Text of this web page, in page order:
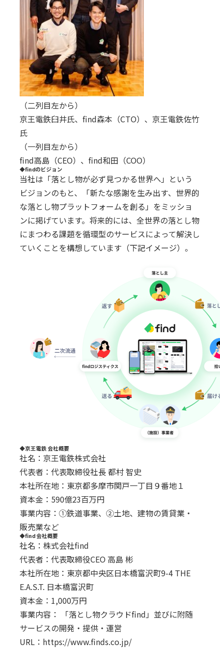
（二列目左から）
京王電鉄臼井氏、find森本（CTO）、京王電鉄佐竹
氏
（一列目左から）
find高島（CEO）、find和田（COO）
◆findのビジョン
当社は「落とし物が必ず見つかる世界へ」という
ビジョンのもと、「新たな感謝を生み出す、世界的
な落とし物プラットフォームを創る」をミッショ
ンに掲げています。将来的には、全世界の落とし物
にまつわる課題を循環型のサービスによって解決し
ていくことを構想しています（下記イメージ）。
◆京王電鉄 会社概要
社名：京王電鉄株式会社
代表者：代表取締役社長 都村 智史
本社所在地：東京都多摩市関戸一丁目９番地１
資本金：590億23百万円
事業内容：①鉄道事業、②土地、建物の賃貸業・
販売業など
◆find 会社概要
社名：株式会社find
代表者：代表取締役CEO 高島 彬
本社所在地：東京都中央区日本橋富沢町9-4 THE
E.A.S.T. 日本橋富沢町
資本金：1,000万円
事業内容： 「落とし物クラウドfind」並びに附随
サービスの開発・提供・運営
URL： https://www.finds.co.jp/